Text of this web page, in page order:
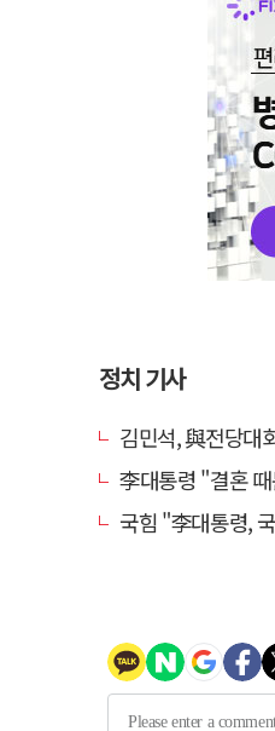
정치 기사
김민석, 與전당대회
李대통령 "결혼 때문에
국힘 "李대통령, 국민